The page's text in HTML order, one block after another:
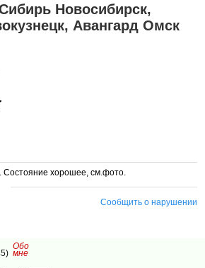
Новосибирск,
Авангард Омск
хорошее, см.фото.
Сообщить о нарушении
Обо
мне